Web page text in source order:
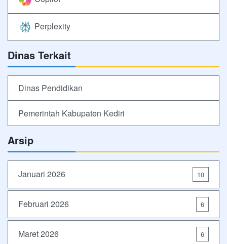
Perplexity
Dinas Terkait
Dinas Pendidikan
Pemerintah Kabupaten Kediri
Arsip
Januari 2026 10
Februari 2026 6
Maret 2026 6